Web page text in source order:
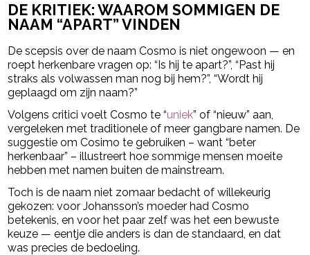
DE KRITIEK: WAAROM SOMMIGEN DE
NAAM “APART” VINDEN
De scepsis over de naam Cosmo is niet ongewoon — en
roept herkenbare vragen op: “Is hij te apart?”, “Past hij
straks als volwassen man nog bij hem?”, “Wordt hij
geplaagd om zijn naam?”
Volgens critici voelt Cosmo te “uniek” of “nieuw” aan,
vergeleken met traditionele of meer gangbare namen. De
suggestie om Cosimo te gebruiken – want “beter
herkenbaar” – illustreert hoe sommige mensen moeite
hebben met namen buiten de mainstream.
Toch is de naam niet zomaar bedacht of willekeurig
gekozen: voor Johansson’s moeder had Cosmo
betekenis, en voor het paar zelf was het een bewuste
keuze — eentje die anders is dan de standaard, en dat
was precies de bedoeling.